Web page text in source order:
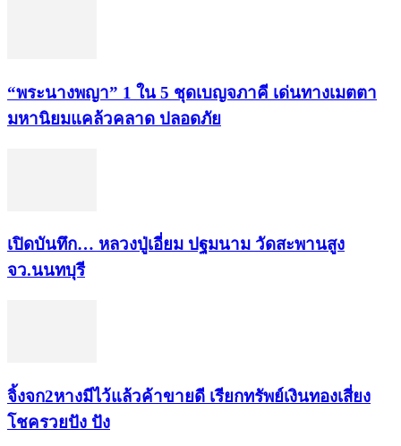
“พระ​นาง​พญา” 1 ใน 5​ ชุดเบญจ​ภาคี​ เด่นทางเมตตา​
มหา​นิยม​แคล้วคลาด​ ปลอดภัย​
เปิดบันทึก… หลวงปู่เอี่ยม ​ปฐม​นาม​ วัดสะพานสูง​
จว.นนทบุรี
จิ้งจก​2​หาง​มีไว้แล้ว​ค้าขาย​ดี​ เรียก​ทรัพย์เงินทอง​เสี่ยง
โชค​รวยปัง​ ปัง​